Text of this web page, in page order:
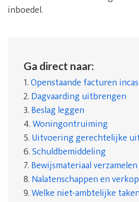
inboedel.
Ga direct naar:
1.Openstaande facturen
2. Dagvaarding uitbrengen
3. Beslag leggen
4.Woningontruiming
5. Uitvoering gerechtelijke
6.Schuldbemiddeling
7. Bewijsmateriaal verzamelen
8. Nalatenschappen en
9.Welke niet-ambtelijke